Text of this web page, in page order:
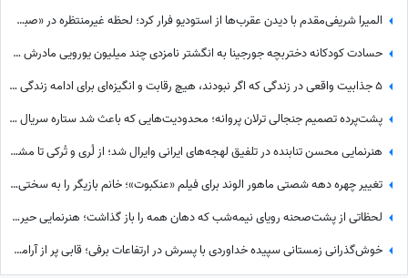
المیرا شریفی‌مقدم با دیدن عقرب‌ها از استودیو فرار کرد؛ لحظه غیرمنتظره در «صبحانه ایرانی» + ویدئو
حسادت کودکانه دختربچه جورجینا به انگشتر نامزدی چند میلیون یورویی مادرش که رونالدو به او هدیه داده بود!
5 جذابیت واقعی در زندگی که اگر نبودند، هیچ رقابت و انگیزه‌ای برای ادامه زندگی وجود نداشت! آخریش از همه مهم‌تره!
پشت‌پرده تصمیم جنجالی ترلان پروانه؛ محدودیت‌هایی که باعث شد ستاره سریال «بامداد خمار» دور رفیق‌بازی را خط بکشد!
هنرنمایی محسن تنابنده در تلفیق لهجه‌های ایرانی وایرال شد؛ از لُری و تُرکی تا مشهدی، مازندرانی و فارسی دری + ویدئو
تغییر چهره دهه شصتی ماهور الوند برای فیلم «عنکبوت»؛ خانم بازیگر را به سختی می‌توان شناخت + عکس
لحظاتی از پشت‌صحنه رویای نیمه‌شب که دهان همه را باز گذاشت؛ هنرنمایی حیرت‌انگیز و جانانه روزبه حصاری بدون بدلکار!+ویدیو
خوش‌گذرانی زمستانی سپیده خداوردی با پسرش در ارتفاعات برفی؛ قابی پر از آرامش در دل طبیعت